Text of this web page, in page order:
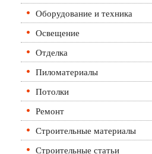
Оборудование и техника
Освещение
Отделка
Пиломатериалы
Потолки
Ремонт
Строительные материалы
Строительные статьи